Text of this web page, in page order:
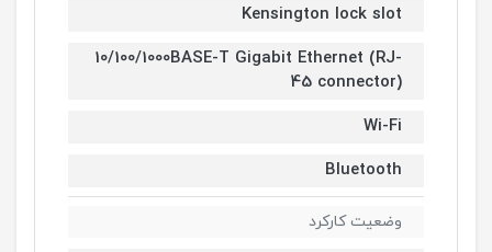
Kensington lock slot
10/100/1000BASE-T Gigabit Ethernet (RJ-
45 connector)
Wi-Fi
Bluetooth
وضعیت کارکرد